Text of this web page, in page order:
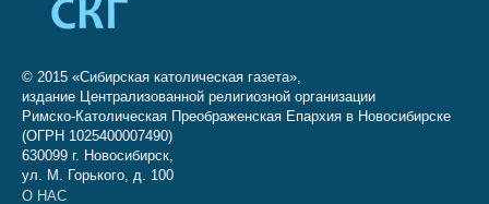
© 2015 «Сибирская католическая газета»,
издание Централизованной религиозной организации
Римско-Католическая Преображенская Епархия в Новосибирске
(ОГРН 1025400007490)
630099 г. Новосибирск,
ул. М. Горького, д. 100
О НАС